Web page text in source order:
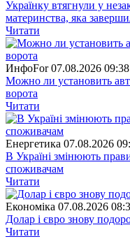
Українку втягнули у
материнства, яка
Читати
ИнфоFor 07.08.2026
Можно ли установить
ворота
Читати
Енергетика 07.08.2026
В Україні змінюють
споживачам
Читати
Економіка 07.08.2026
Долар і євро знову
Читати